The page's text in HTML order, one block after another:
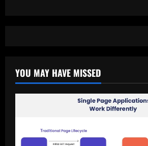
YOU MAY HAVE MISSED